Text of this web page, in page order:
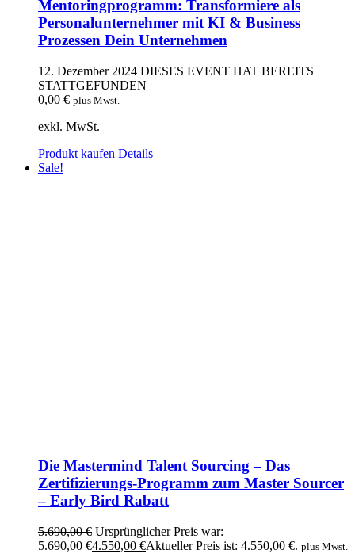
Mentoringprogramm: Transformiere als
Personalunternehmer mit KI & Business
Prozessen Dein Unternehmen
12. Dezember 2024 DIESES EVENT HAT BEREITS
STATTGEFUNDEN
0,00 € plus Mwst.
exkl. MwSt.
Produkt kaufen Details
Sale!
Die Mastermind Talent Sourcing – Das
Zertifizierungs-Programm zum Master Sourcer
– Early Bird Rabatt
5.690,00€ Ursprünglicher Preis war:
5.690,00 €4.550,00 €Aktueller Preis ist: 4.550,00 €. plus Mwst.